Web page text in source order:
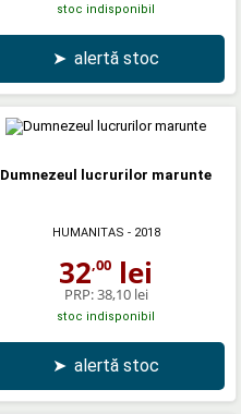
stoc indisponibil
➤ alertă stoc
Dumnezeul lucrurilor marunte
HUMANITAS - 2018
32,00 lei
PRP:38,10 lei
stoc indisponibil
➤ alertă stoc